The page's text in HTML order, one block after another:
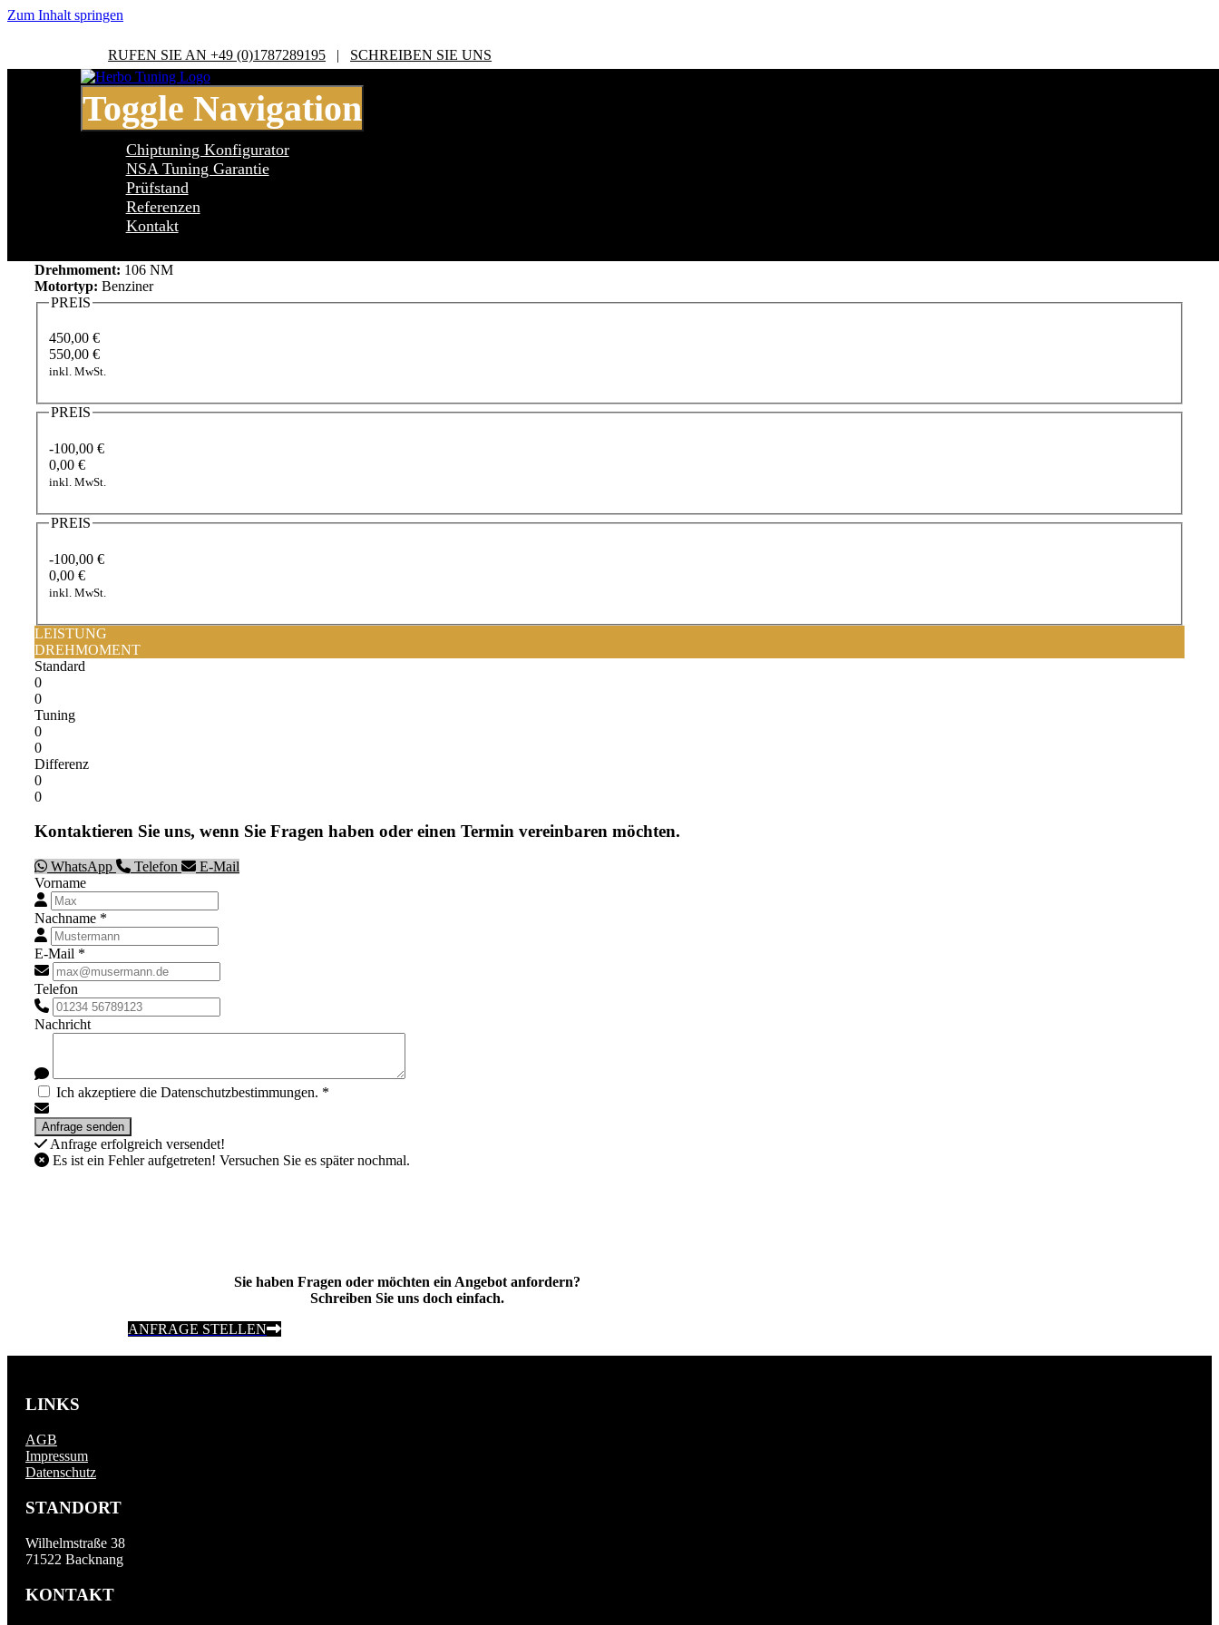
Zum Inhalt springen
RUFEN SIE AN +49 (0)1787289195 | SCHREIBEN SIE UNS
Toggle Navigation
Chiptuning Konfigurator
NSA Tuning Garantie
Prüfstand
Referenzen
Kontakt
Ford KA RBT 1996 bis 2008 KA (RBT) 1.3
Drehmoment: 106 NM
Motortyp: Benziner
PREIS
450,00 €
550,00 €
inkl. MwSt.
PREIS
-100,00 €
0,00 €
inkl. MwSt.
PREIS
-100,00 €
0,00 €
inkl. MwSt.
LEISTUNG
DREHMOMENT
Standard
0
0
Tuning
0
0
Differenz
0
0
Kontaktieren Sie uns, wenn Sie Fragen haben oder einen Termin vereinbaren möchten.
WhatsApp Telefon
E-Mail
Vorname
Nachname *
E-Mail *
Telefon
Nachricht
Ich akzeptiere die Datenschutzbestimmungen. *
Anfrage erfolgreich versendet!
Es ist ein Fehler aufgetreten! Versuchen Sie es später nochmal.
Sie haben Fragen oder möchten ein Angebot anfordern?
Schreiben Sie uns doch einfach.
ANFRAGE STELLEN
LINKS
AGB
Impressum
Datenschutz
STANDORT
Wilhelmstraße 38
71522 Backnang
KONTAKT